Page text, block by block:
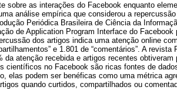
sobre as interações do Facebook enquanto
análise empírica que considerou a
Periódica Brasileira de Ciência da
de Application Program Interface do
dos artigos indica uma atenção online
e 1.801 de “comentários”. A
da atenção recebida e artigos recentes
científicos no Facebook são ricas fontes de
elas podem ser benéficas como uma métrica
quando curtidos, compartilhados ou